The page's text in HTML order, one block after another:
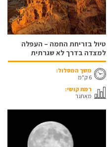
טיול בזריחת החמה – העפלה
למצדה בדרך לא שגרתית
משך המסלול:
6 ק"מ
רמת קושי:
מאתגר